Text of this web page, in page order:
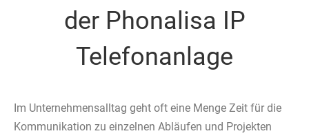
der Phonalisa IP
Telefonanlage
Im Unternehmensalltag geht oft eine Menge Zeit für die
Kommunikation zu einzelnen Abläufen und Projekten